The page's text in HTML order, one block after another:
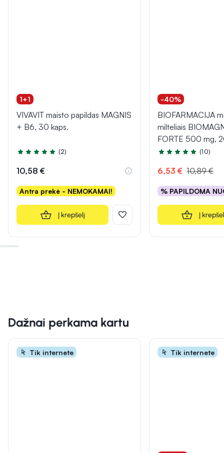
1+1
VIVAVIT maisto papildas MAGNIS
+ B6, 30 kaps.
Įvertinimas 5.0 iš 5
(2)
10,58 €
Antra prekė - NEMOKAMAI!
Į krepšelį
-40%
BIOFARMACIJA
milteliais
FORTE 500 mg,
Įvertinimas 5.0 iš 5
(10)
6,53 € 10,89 €
% PAPILDOMA
Į
Dažnai perkama kartu
Tik internete Tik internete